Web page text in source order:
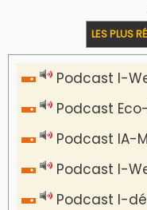
LES PLUS
Podcast I-
Podcast
Podcast IA-
Podcast I-
Podcast I-